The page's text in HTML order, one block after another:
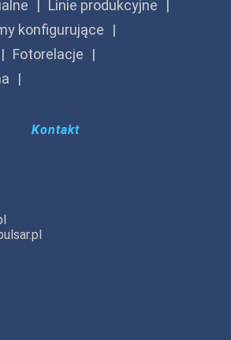
Linie produkcyjne
konfigurujące
Fotorelacje
Kontakt